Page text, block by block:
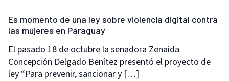
Es momento de una ley sobre violencia digital contra
las mujeres en Paraguay
El pasado 18 de octubre la senadora Zenaida
Concepción Delgado Benítez presentó el proyecto de
ley “Para prevenir, sancionar y […]